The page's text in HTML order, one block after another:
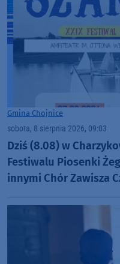
Gmina Chojnice
sobota, 8 sierpnia 2026, 09:03
Dziś (8.08) w
Festiwalu Piosenki
innymi Chór Zawisza